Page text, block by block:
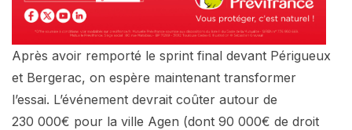
Après avoir remporté le sprint final devant Périgueux
et Bergerac, on espère maintenant transformer
l’essai. L’événement devrait coûter autour de
230 000€ pour la ville Agen (dont 90 000€ de droit